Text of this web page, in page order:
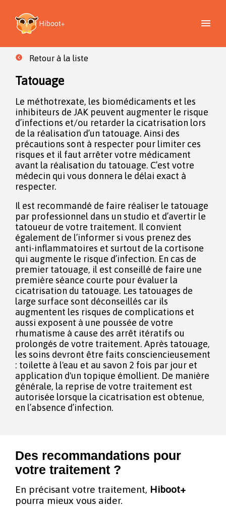
Retour à la liste
Tatouage
Le méthotrexate, les biomédicaments et les
inhibiteurs de JAK peuvent augmenter le risque
d’infections et/ou retarder la cicatrisation lors
de la réalisation d’un tatouage. Ainsi des
précautions sont à respecter pour limiter ces
risques et il faut arrêter votre médicament
avant la réalisation du tatouage. C’est votre
médecin qui vous donnera le délai exact à
respecter.
Il est recommandé de faire réaliser le tatouage
par professionnel dans un studio et d’avertir le
tatoueur de votre traitement. Il convient
également de l’informer si vous prenez des
anti-inflammatoires et surtout de la cortisone
qui augmente le risque d’infection. En cas de
premier tatouage, il est conseillé de faire une
première séance courte pour évaluer la
cicatrisation du tatouage. Les tatouages de
large surface sont déconseillés car ils
augmentent les risques de complications et
aussi exposent à une poussée de votre
rhumatisme à cause des arrêt itératifs ou
prolongés de votre traitement. Après tatouage,
les soins devront être faits consciencieusement
: toilette à l'eau et au savon 2 fois par jour et
application d'un topique émollient. De manière
générale, la reprise de votre traitement est
autorisée lorsque la cicatrisation est obtenue,
en l’absence d’infection.
Des recommandations pour
votre traitement ?
En précisant votre traitement, Hiboot+
pourra mieux vous aider.